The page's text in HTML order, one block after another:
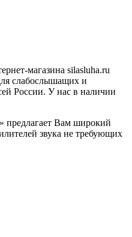
магазина silasluha.ru
слабослышащих и
России. У нас в наличии
предлагает Вам широкий
звука не требующих